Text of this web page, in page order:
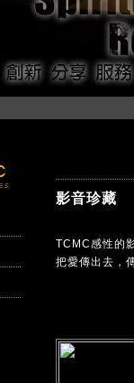
影音珍藏
TCMC感性的
把愛傳出去，